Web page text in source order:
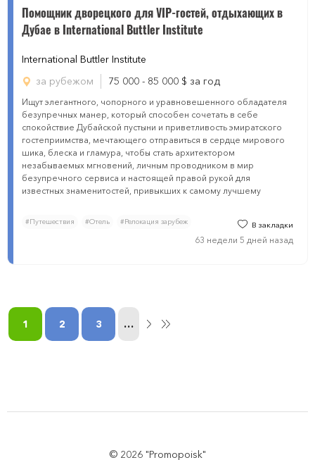
Помощник дворецкого для VIP-гостей, отдыхающих в
Дубае в Intеrnational Buttler Institutе
Intеrnational Buttler Institutе
за рубежом
75 000 - 85 000 $ за год
Ищут элегантного, чопорного и уравновешенного обладателя
безупречных манер, который способен сочетать в себе
спокойствие Дубайской пустыни и приветливость эмиратского
гостеприимства, мечтающего отправиться в сердце мирового
шика, блеска и гламура, чтобы стать архитектором
незабываемых мгновений, личным проводником в мир
безупречного сервиса и настоящей правой рукой для
известных знаменитостей, привыкших к самому лучшему
#Путешествия #Отель #Релокация зарубеж В закладки
63 недели 5 дней назад
1 2 3 …
© 2026 "Promopoisk"